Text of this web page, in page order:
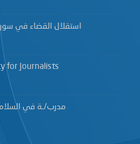
استقلال القضاء في
for Journalists
مدرب/ـة في